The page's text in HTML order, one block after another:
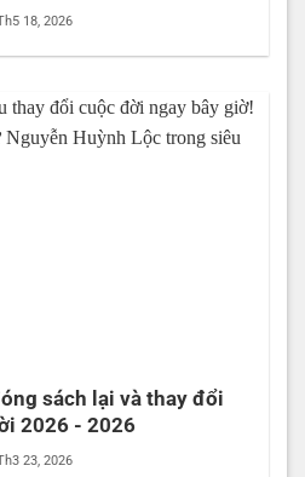
18, 2026
sách lại và thay đổi
2026 - 2026
23, 2026